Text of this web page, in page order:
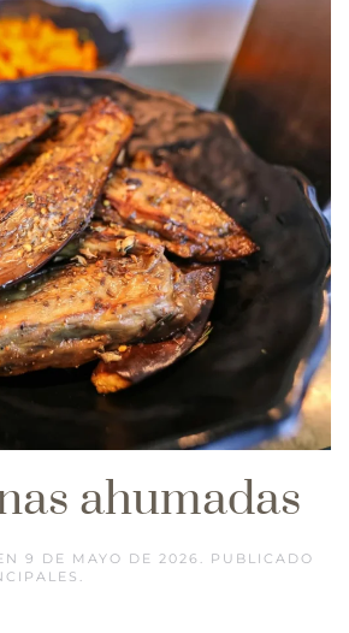
ahumadas
9 DE MAYO DE 2026 . PUBLICADO
.